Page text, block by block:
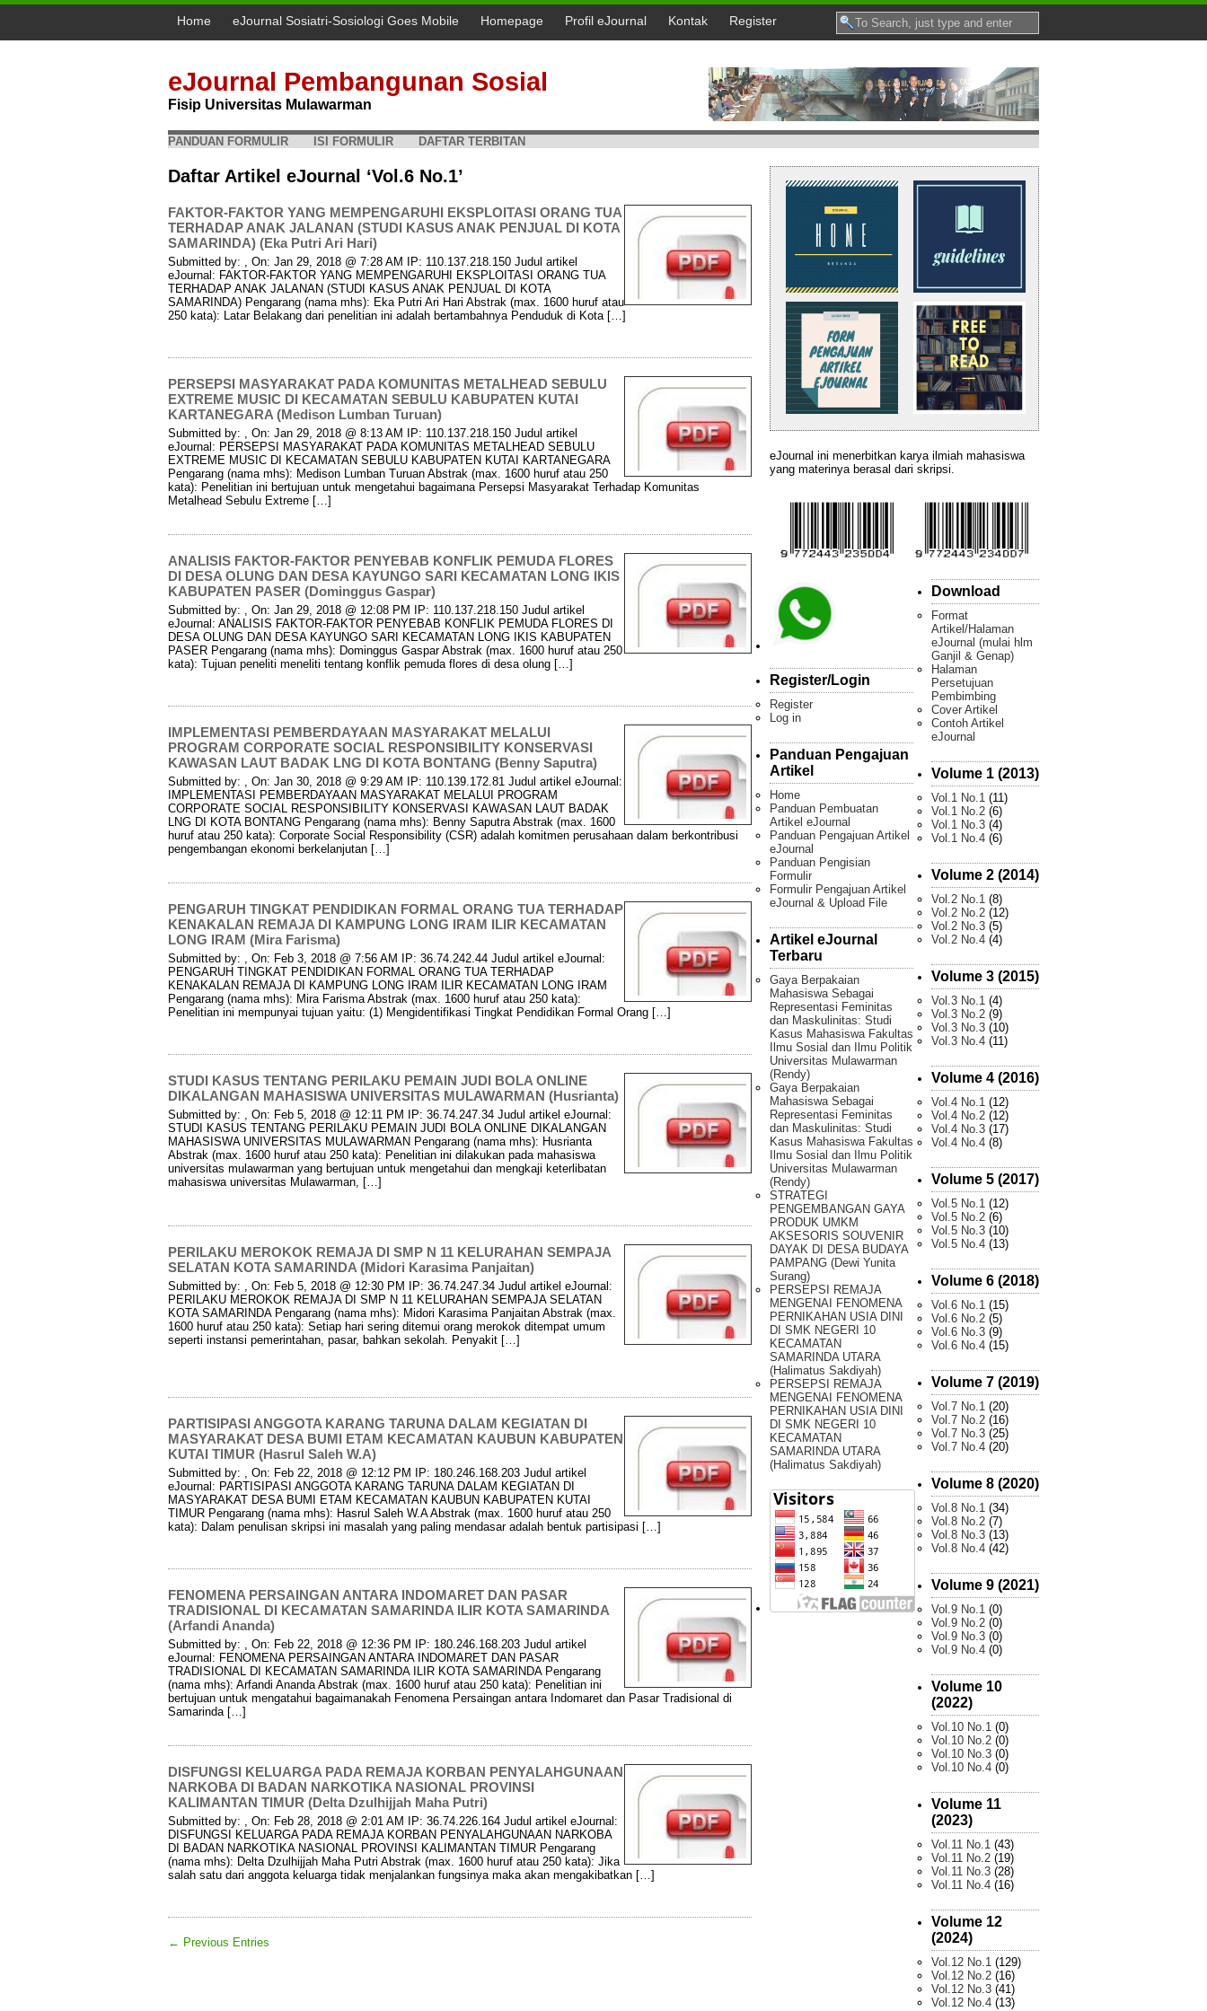
Home eJournal Sosiatri-Sosiologi Goes Mobile Homepage Profil eJournal Kontak Register
eJournal Pembangunan Sosial
Fisip Universitas Mulawarman
PANDUAN FORMULIR ISI FORMULIR DAFTAR TERBITAN
Daftar Artikel eJournal ‘Vol.6 No.1’
FAKTOR-FAKTOR YANG MEMPENGARUHI EKSPLOITASI ORANG TUA
TERHADAP ANAK JALANAN (STUDI KASUS ANAK PENJUAL DI KOTA
SAMARINDA) (Eka Putri Ari Hari)
Submitted by: , On: Jan 29, 2018 @ 7:28 AM IP: 110.137.218.150 Judul artikel
eJournal: FAKTOR-FAKTOR YANG MEMPENGARUHI EKSPLOITASI ORANG TUA
TERHADAP ANAK JALANAN (STUDI KASUS ANAK PENJUAL DI KOTA
SAMARINDA) Pengarang (nama mhs): Eka Putri Ari Hari Abstrak (max. 1600 huruf atau
250 kata): Latar Belakang dari penelitian ini adalah bertambahnya Penduduk di Kota […]
PERSEPSI MASYARAKAT PADA KOMUNITAS METALHEAD SEBULU
EXTREME MUSIC DI KECAMATAN SEBULU KABUPATEN KUTAI
KARTANEGARA (Medison Lumban Turuan)
Submitted by: , On: Jan 29, 2018 @ 8:13 AM IP: 110.137.218.150 Judul artikel
eJournal: PERSEPSI MASYARAKAT PADA KOMUNITAS METALHEAD SEBULU
EXTREME MUSIC DI KECAMATAN SEBULU KABUPATEN KUTAI KARTANEGARA
Pengarang (nama mhs): Medison Lumban Turuan Abstrak (max. 1600 huruf atau 250
kata): Penelitian ini bertujuan untuk mengetahui bagaimana Persepsi Masyarakat Terhadap Komunitas
Metalhead Sebulu Extreme […]
ANALISIS FAKTOR-FAKTOR PENYEBAB KONFLIK PEMUDA FLORES
DI DESA OLUNG DAN DESA KAYUNGO SARI KECAMATAN LONG IKIS
KABUPATEN PASER (Dominggus Gaspar)
Submitted by: , On: Jan 29, 2018 @ 12:08 PM IP: 110.137.218.150 Judul artikel
eJournal: ANALISIS FAKTOR-FAKTOR PENYEBAB KONFLIK PEMUDA FLORES DI
DESA OLUNG DAN DESA KAYUNGO SARI KECAMATAN LONG IKIS KABUPATEN
PASER Pengarang (nama mhs): Dominggus Gaspar Abstrak (max. 1600 huruf atau 250
kata): Tujuan peneliti meneliti tentang konflik pemuda flores di desa olung […]
IMPLEMENTASI PEMBERDAYAAN MASYARAKAT MELALUI
PROGRAM CORPORATE SOCIAL RESPONSIBILITY KONSERVASI
KAWASAN LAUT BADAK LNG DI KOTA BONTANG (Benny Saputra)
Submitted by: , On: Jan 30, 2018 @ 9:29 AM IP: 110.139.172.81 Judul artikel eJournal:
IMPLEMENTASI PEMBERDAYAAN MASYARAKAT MELALUI PROGRAM
CORPORATE SOCIAL RESPONSIBILITY KONSERVASI KAWASAN LAUT BADAK
LNG DI KOTA BONTANG Pengarang (nama mhs): Benny Saputra Abstrak (max. 1600
huruf atau 250 kata): Corporate Social Responsibility (CSR) adalah komitmen perusahaan dalam berkontribusi
pengembangan ekonomi berkelanjutan […]
PENGARUH TINGKAT PENDIDIKAN FORMAL ORANG TUA TERHADAP
KENAKALAN REMAJA DI KAMPUNG LONG IRAM ILIR KECAMATAN
LONG IRAM (Mira Farisma)
Submitted by: , On: Feb 3, 2018 @ 7:56 AM IP: 36.74.242.44 Judul artikel eJournal:
PENGARUH TINGKAT PENDIDIKAN FORMAL ORANG TUA TERHADAP
KENAKALAN REMAJA DI KAMPUNG LONG IRAM ILIR KECAMATAN LONG IRAM
Pengarang (nama mhs): Mira Farisma Abstrak (max. 1600 huruf atau 250 kata):
Penelitian ini mempunyai tujuan yaitu: (1) Mengidentifikasi Tingkat Pendidikan Formal Orang […]
STUDI KASUS TENTANG PERILAKU PEMAIN JUDI BOLA ONLINE
DIKALANGAN MAHASISWA UNIVERSITAS MULAWARMAN (Husrianta)
Submitted by: , On: Feb 5, 2018 @ 12:11 PM IP: 36.74.247.34 Judul artikel eJournal:
STUDI KASUS TENTANG PERILAKU PEMAIN JUDI BOLA ONLINE DIKALANGAN
MAHASISWA UNIVERSITAS MULAWARMAN Pengarang (nama mhs): Husrianta
Abstrak (max. 1600 huruf atau 250 kata): Penelitian ini dilakukan pada mahasiswa
universitas mulawarman yang bertujuan untuk mengetahui dan mengkaji keterlibatan
mahasiswa universitas Mulawarman, […]
PERILAKU MEROKOK REMAJA DI SMP N 11 KELURAHAN SEMPAJA
SELATAN KOTA SAMARINDA (Midori Karasima Panjaitan)
Submitted by: , On: Feb 5, 2018 @ 12:30 PM IP: 36.74.247.34 Judul artikel eJournal:
PERILAKU MEROKOK REMAJA DI SMP N 11 KELURAHAN SEMPAJA SELATAN
KOTA SAMARINDA Pengarang (nama mhs): Midori Karasima Panjaitan Abstrak (max.
1600 huruf atau 250 kata): Setiap hari sering ditemui orang merokok ditempat umum
seperti instansi pemerintahan, pasar, bahkan sekolah. Penyakit […]
PARTISIPASI ANGGOTA KARANG TARUNA DALAM KEGIATAN DI
MASYARAKAT DESA BUMI ETAM KECAMATAN KAUBUN KABUPATEN
KUTAI TIMUR (Hasrul Saleh W.A)
Submitted by: , On: Feb 22, 2018 @ 12:12 PM IP: 180.246.168.203 Judul artikel
eJournal: PARTISIPASI ANGGOTA KARANG TARUNA DALAM KEGIATAN DI
MASYARAKAT DESA BUMI ETAM KECAMATAN KAUBUN KABUPATEN KUTAI
TIMUR Pengarang (nama mhs): Hasrul Saleh W.A Abstrak (max. 1600 huruf atau 250
kata): Dalam penulisan skripsi ini masalah yang paling mendasar adalah bentuk partisipasi […]
FENOMENA PERSAINGAN ANTARA INDOMARET DAN PASAR
TRADISIONAL DI KECAMATAN SAMARINDA ILIR KOTA SAMARINDA
(Arfandi Ananda)
Submitted by: , On: Feb 22, 2018 @ 12:36 PM IP: 180.246.168.203 Judul artikel
eJournal: FENOMENA PERSAINGAN ANTARA INDOMARET DAN PASAR
TRADISIONAL DI KECAMATAN SAMARINDA ILIR KOTA SAMARINDA Pengarang
(nama mhs): Arfandi Ananda Abstrak (max. 1600 huruf atau 250 kata): Penelitian ini
bertujuan untuk mengatahui bagaimanakah Fenomena Persaingan antara Indomaret dan Pasar Tradisional di
Samarinda […]
DISFUNGSI KELUARGA PADA REMAJA KORBAN PENYALAHGUNAAN
NARKOBA DI BADAN NARKOTIKA NASIONAL PROVINSI
KALIMANTAN TIMUR (Delta Dzulhijjah Maha Putri)
Submitted by: , On: Feb 28, 2018 @ 2:01 AM IP: 36.74.226.164 Judul artikel eJournal:
DISFUNGSI KELUARGA PADA REMAJA KORBAN PENYALAHGUNAAN NARKOBA
DI BADAN NARKOTIKA NASIONAL PROVINSI KALIMANTAN TIMUR Pengarang
(nama mhs): Delta Dzulhijjah Maha Putri Abstrak (max. 1600 huruf atau 250 kata): Jika
salah satu dari anggota keluarga tidak menjalankan fungsinya maka akan mengakibatkan […]
← Previous Entries
eJournal ini menerbitkan karya ilmiah mahasiswa
yang materinya berasal dari skripsi.
Register/Login
Register
Log in
Panduan Pengajuan
Artikel
Home
Panduan Pembuatan
Artikel eJournal
Panduan Pengajuan Artikel
eJournal
Panduan Pengisian
Formulir
Formulir Pengajuan Artikel
eJournal & Upload File
Artikel eJournal
Terbaru
Gaya Berpakaian
Mahasiswa Sebagai
Representasi Feminitas
dan Maskulinitas: Studi
Kasus Mahasiswa Fakultas
Ilmu Sosial dan Ilmu Politik
Universitas Mulawarman
(Rendy)
Gaya Berpakaian
Mahasiswa Sebagai
Representasi Feminitas
dan Maskulinitas: Studi
Kasus Mahasiswa Fakultas
Ilmu Sosial dan Ilmu Politik
Universitas Mulawarman
(Rendy)
STRATEGI
PENGEMBANGAN GAYA
PRODUK UMKM
AKSESORIS SOUVENIR
DAYAK DI DESA BUDAYA
PAMPANG (Dewi Yunita
Surang)
PERSEPSI REMAJA
MENGENAI FENOMENA
PERNIKAHAN USIA DINI
DI SMK NEGERI 10
KECAMATAN
SAMARINDA UTARA
(Halimatus Sakdiyah)
PERSEPSI REMAJA
MENGENAI FENOMENA
PERNIKAHAN USIA DINI
DI SMK NEGERI 10
KECAMATAN
SAMARINDA UTARA
(Halimatus Sakdiyah)
Download
Format
Artikel/Halaman
eJournal (mulai hlm
Ganjil & Genap)
Halaman
Persetujuan
Pembimbing
Cover Artikel
Contoh Artikel
eJournal
Volume 1 (2013)
Vol.1 No.1 (11)
Vol.1 No.2 (6)
Vol.1 No.3 (4)
Vol.1 No.4 (6)
Volume 2 (2014)
Vol.2 No.1 (8)
Vol.2 No.2 (12)
Vol.2 No.3 (5)
Vol.2 No.4 (4)
Volume 3 (2015)
Vol.3 No.1 (4)
Vol.3 No.2 (9)
Vol.3 No.3 (10)
Vol.3 No.4 (11)
Volume 4 (2016)
Vol.4 No.1 (12)
Vol.4 No.2 (12)
Vol.4 No.3 (17)
Vol.4 No.4 (8)
Volume 5 (2017)
Vol.5 No.1 (12)
Vol.5 No.2 (6)
Vol.5 No.3 (10)
Vol.5 No.4 (13)
Volume 6 (2018)
Vol.6 No.1 (15)
Vol.6 No.2 (5)
Vol.6 No.3 (9)
Vol.6 No.4 (15)
Volume 7 (2019)
Vol.7 No.1 (20)
Vol.7 No.2 (16)
Vol.7 No.3 (25)
Vol.7 No.4 (20)
Volume 8 (2020)
Vol.8 No.1 (34)
Vol.8 No.2 (7)
Vol.8 No.3 (13)
Vol.8 No.4 (42)
Volume 9 (2021)
Vol.9 No.1 (0)
Vol.9 No.2 (0)
Vol.9 No.3 (0)
Vol.9 No.4 (0)
Volume 10
(2022)
Vol.10 No.1 (0)
Vol.10 No.2 (0)
Vol.10 No.3 (0)
Vol.10 No.4 (0)
Volume 11
(2023)
Vol.11 No.1 (43)
Vol.11 No.2 (19)
Vol.11 No.3 (28)
Vol.11 No.4 (16)
Volume 12
(2024)
Vol.12 No.1 (129)
Vol.12 No.2 (16)
Vol.12 No.3 (41)
Vol.12 No.4 (13)